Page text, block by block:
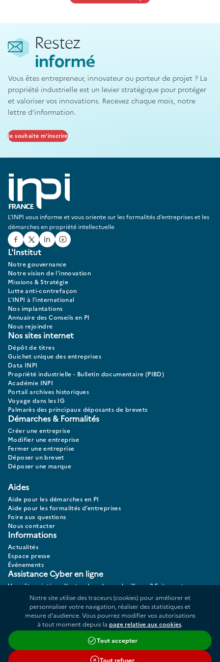
Restez
informé
Vous êtes entrepreneur, innovateur ou porteur de projet ? La
propriété industrielle est un levier stratégique pour protéger
et valoriser vos innovations. Recevez chaque mois, notre
lettre d’information.
Je souhaite m’inscrire
L'INPI vous informe et vous oriente sur les formalités d’entreprises et les
démarches en propriété intellectuelle
Facebook
TwitterLinked In
Youtube
L'Institut
Notre gouvernance
Notre vision de l'innovation
Missions & Stratégie
Lutte anti-contrefaçon
L'INPI à l'international
Nos implantations
Annuaire des Conseils en PI
Nous rejoindre
Nos sites internet
Dépôt de titres
Guichet unique des entreprises
Data INPI
Propriété industrielle - Bulletin documentaire (PIBD)
Académie INPI
Portail archives historiques
Voyage dans les IG
Palmarès des principaux déposants de brevets
Démarches & Formalités
Créer une entreprise
Modifier une entreprise
Fermer une entreprise
Déposer un brevet
Déposer une marque
Aides
Aide pour les démarches en PI
Aide pour les formalités d’entreprises
Foire aux questions
Nous contacter
Informations
Actualités
Espace presse
Événements
Assistance Cyber en ligne
Vous êtes victime d’actes de cybermalveillance? Faites votre
Données personnelles
Plan du site
Répertoire des informations publiques
Accessibilité : partiellement conforme
Cookies
Notre site utilise des traceurs (cookies) pour améliorer et
personnaliser votre navigation, réaliser des statistiques et
mesure d'audience. Vous pourrez modifier vos autorisations
à tout moment depuis la page relative aux cookies
Tout accepter
Tout refuser